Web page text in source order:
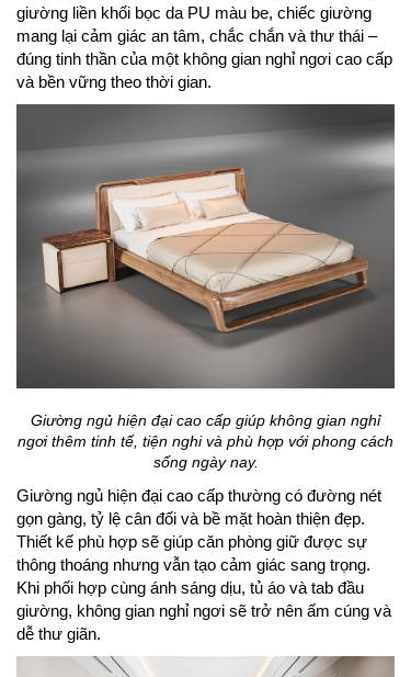
giường liền khối bọc da PU màu be, chiếc giường
mang lại cảm giác an tâm, chắc chắn và thư thái –
đúng tinh thần của một không gian nghỉ ngơi cao cấp
và bền vững theo thời gian.
Giường ngủ hiện đại cao cấp giúp không gian nghỉ
ngơi thêm tinh tế, tiện nghi và phù hợp với phong cách
sống ngày nay.
Giường ngủ hiện đại cao cấp thường có đường nét
gọn gàng, tỷ lệ cân đối và bề mặt hoàn thiện đẹp.
Thiết kế phù hợp sẽ giúp căn phòng giữ được sự
thông thoáng nhưng vẫn tạo cảm giác sang trọng.
Khi phối hợp cùng ánh sáng dịu, tủ áo và tab đầu
giường, không gian nghỉ ngơi sẽ trở nên ấm cúng và
dễ thư giãn.